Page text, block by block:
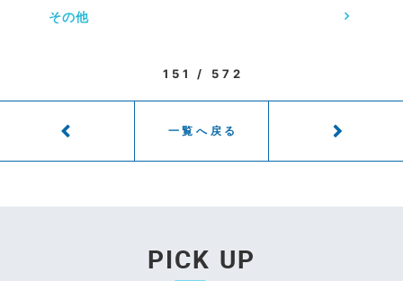
その他
151 / 572
一覧へ戻る
PICK UP